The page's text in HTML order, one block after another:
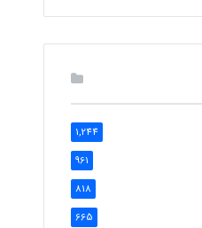
1,244
961
818
665